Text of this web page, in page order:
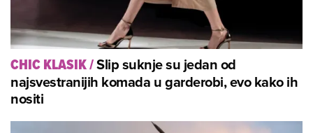
CHIC KLASIK/Slip suknje su jedan od
najsvestranijih komada u garderobi, evo kako ih
nositi